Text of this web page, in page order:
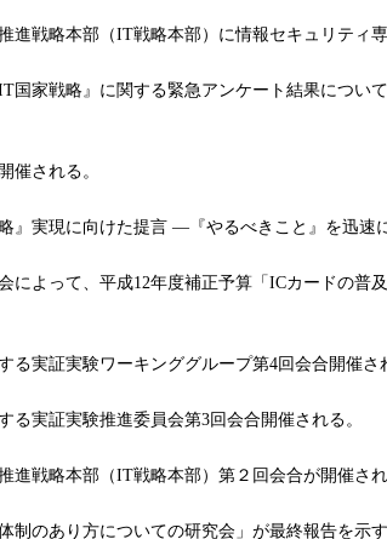
戦略本部（IT戦略本部）に情報セキュリティ専
国家戦略』に関する緊急アンケート結果につ
催される。
』実現に向けた提言 ―『やるべきこと』を迅速
よって、平成12年度補正予算「ICカードの普
実証実験ワーキンググループ第4回会合開催さ
実証実験推進委員会第3回会合開催される。
戦略本部（IT戦略本部）第２回会合が開催され
のあり方についての研究会」が最終報告を示す